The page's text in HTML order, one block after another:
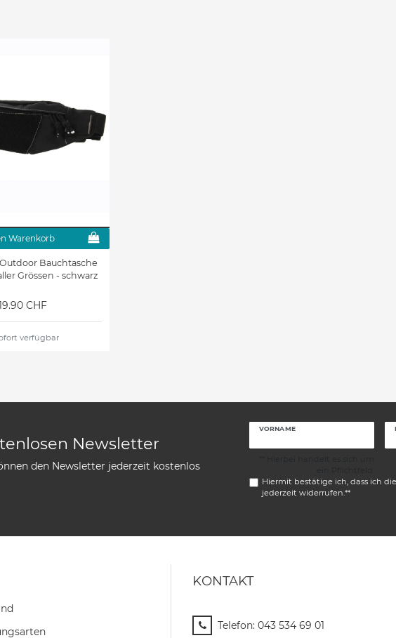
Warenkorb
Bauchtasche
Grössen - schwarz
CHF
verfügbar
Newsletter
den Newsletter jederzeit kostenlos
VORNAME
Hiermit bestätige ich, dass ich die
jederzeit widerrufen.**
KONTAKT
Telefon: 043 534 69 01